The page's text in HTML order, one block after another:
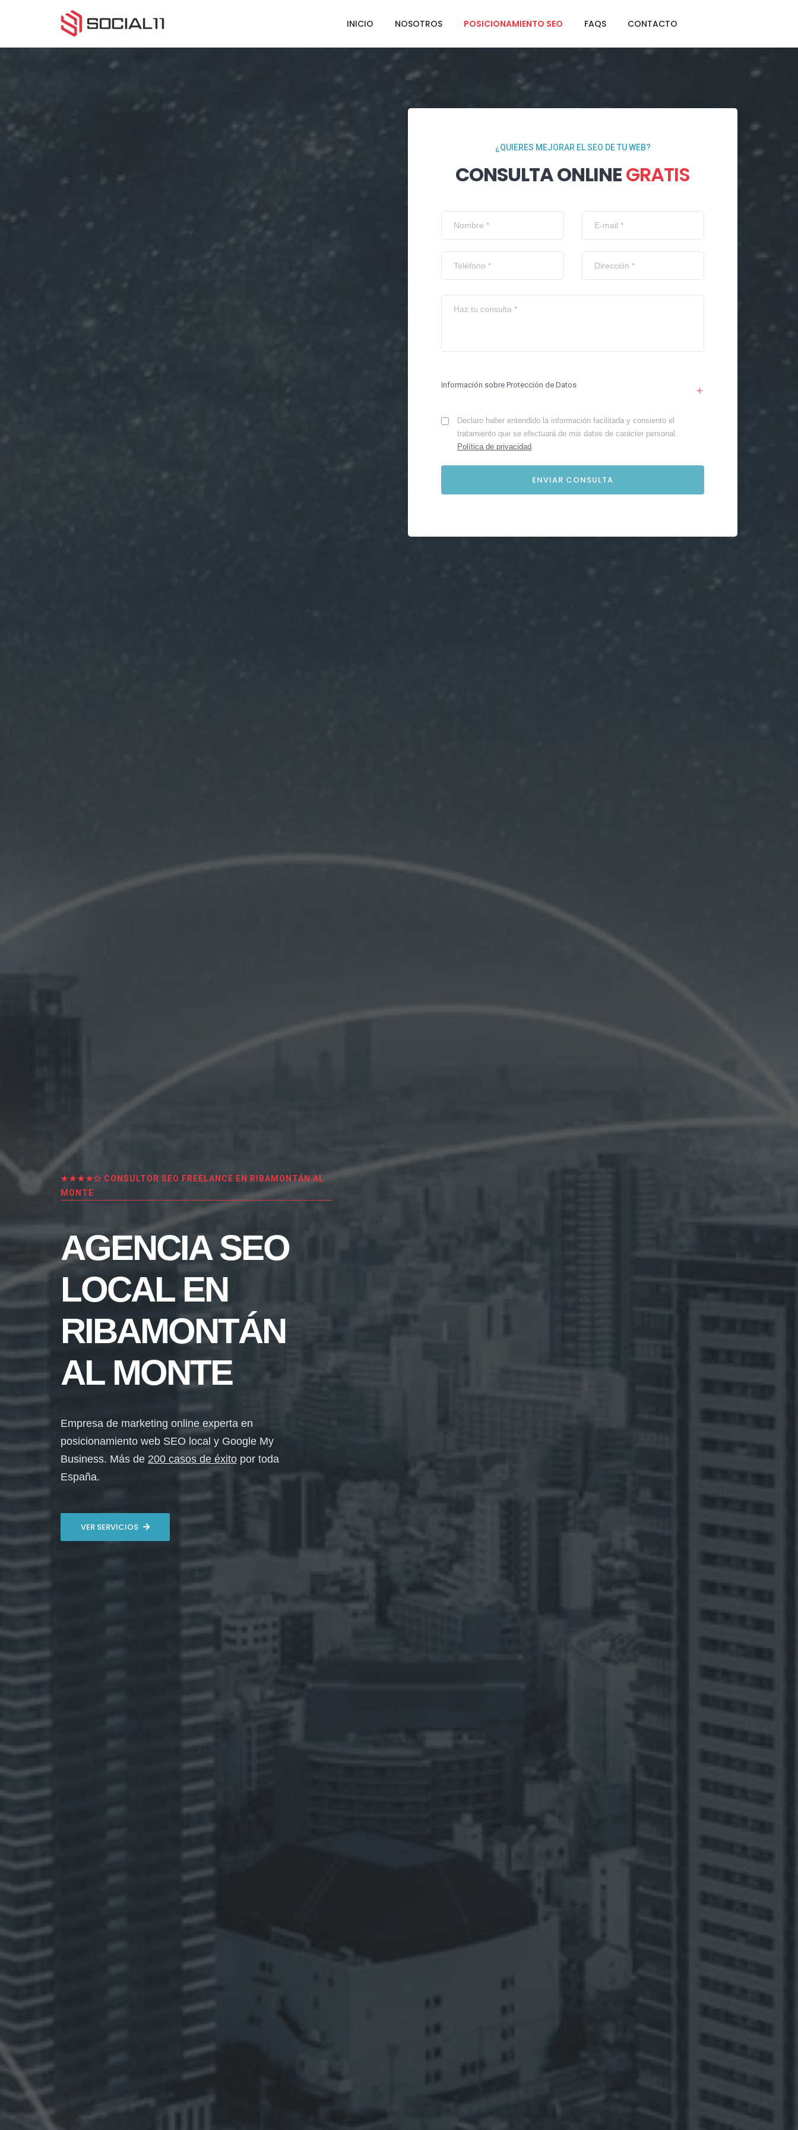
INICIO NOSOTROS POSICIONAMIENTO SEO FAQS CONTACTO
★★★★✩ CONSULTOR SEO FREELANCE EN RIBAMONTÁN AL
MONTE
AGENCIA SEO
LOCAL EN
RIBAMONTÁN
AL MONTE
Empresa de marketing online experta en
posicionamiento web SEO local y Google My
Business. Más de 200 casos de éxito por toda
España.
VER SERVICIOS
¿QUIERES MEJORAR EL SEO DE TU WEB?
CONSULTA ONLINEGRATIS
Información sobre Protección de Datos
Declaro haber entendido la información facilitada y consiento el
tratamiento que se efectuará de mis datos de carácter personal.
Política de privacidad.